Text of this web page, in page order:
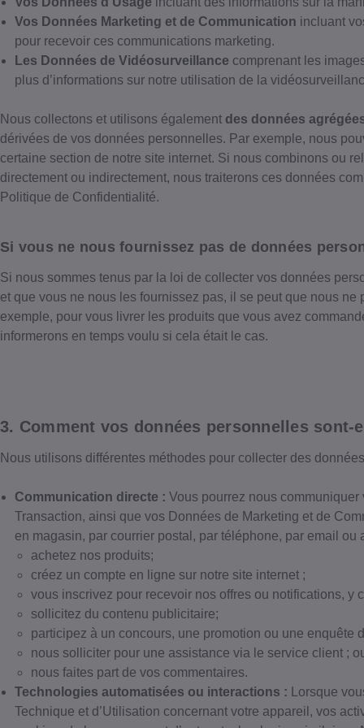
Vos Données Marketing et de Communication incluant
pour recevoir ces communications marketing.
Les Données de Vidéosurveillance comprenant les
plus d’informations sur notre utilisation de la
Nous collectons et utilisons également des données
dérivées de vos données personnelles. Par exemple, nous
certaine section de notre site internet. Si nous combinons ou
directement ou indirectement, nous traiterons ces données
Politique de Confidentialité.
Si vous ne nous fournissez pas de données
Si nous sommes tenus par la loi de collecter vos données
et que vous ne nous les fournissez pas, il se peut que nous
exemple, pour vous livrer les produits que vous avez
informerons en temps voulu si cela était le cas.
3. Comment vos données personnelles sont-
Nous utilisons différentes méthodes pour collecter des
Communication directe : Vous pourrez nous
Transaction, ainsi que vos Données de Marketing et de
en magasin, par courrier postal, par téléphone, par email
achetez nos produits;
créez un compte en ligne sur notre site internet ;
vous inscrivez pour recevoir nos offres ou notifications, y
sollicitez du contenu publicitaire;
participez à un concours, une promotion ou une enquête
nous solliciter pour une assistance via le service client ;
nous faites part de vos commentaires.
Technologies automatisées ou interactions : Lorsque
Technique et d’Utilisation concernant votre appareil, vos